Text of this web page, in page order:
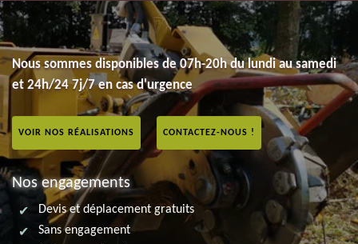
Nous sommes disponibles de 07h-20h du lundi au samedi
et 24h/24 7j/7 en cas d'urgence
VOIR NOS RÉALISATIONS CONTACTEZ-NOUS !
Nos engagements
Devis et déplacement gratuits
Sans engagement